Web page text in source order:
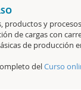
productos y
de cargas con
de producción
delCurso